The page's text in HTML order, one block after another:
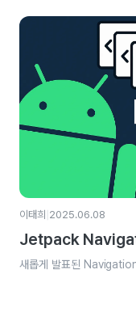
이태희 2025.06.08
Jetpack
새롭게 발표된